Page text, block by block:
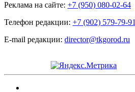
Реклама на сайте: +7 (950) 080-02-64
Телефон редакции: +7 (902) 579-79-91
E-mail редакции: director@tkgorod.ru